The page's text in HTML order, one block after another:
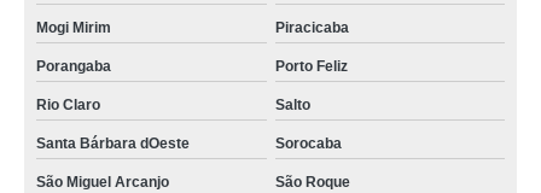
Mogi Mirim Piracicaba
Porangaba Porto Feliz
Rio Claro Salto
Santa Bárbara dOeste Sorocaba
São Miguel Arcanjo São Roque